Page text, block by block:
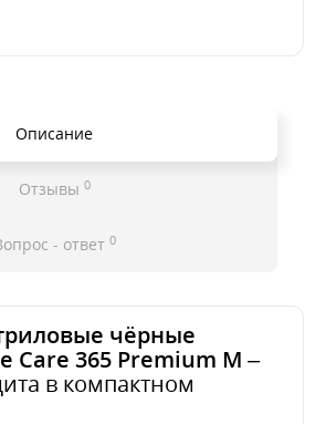
Описание
Отзывы 0
- ответ 0
чёрные
Care 365 Premium M –
в компактном